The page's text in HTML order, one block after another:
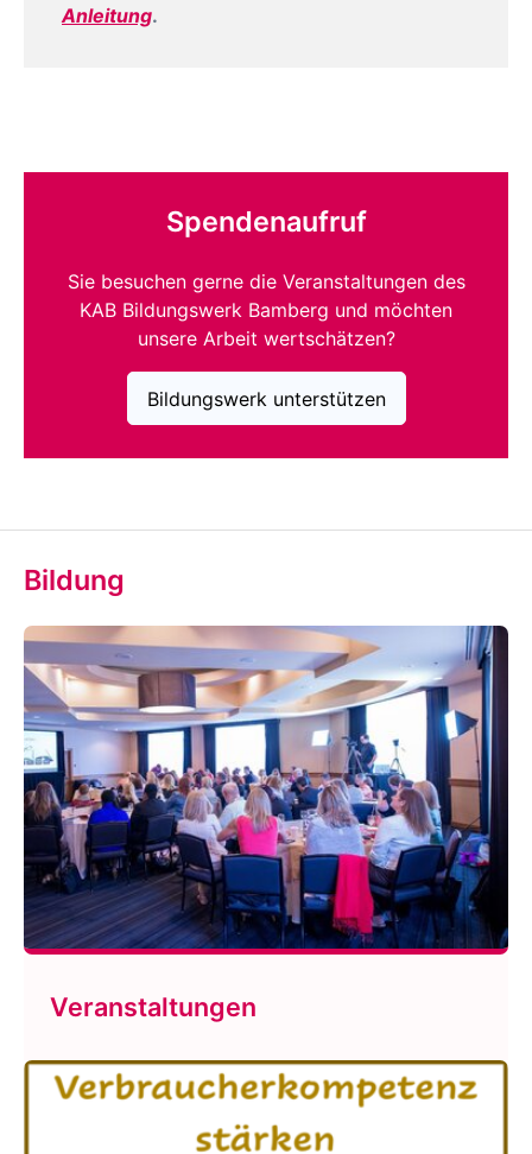
Anleitung.
Spendenaufruf
Sie besuchen gerne die Veranstaltungen des
KAB Bildungswerk Bamberg und möchten
unsere Arbeit wertschätzen?
Bildungswerk unterstützen
Bildung
Veranstaltungen